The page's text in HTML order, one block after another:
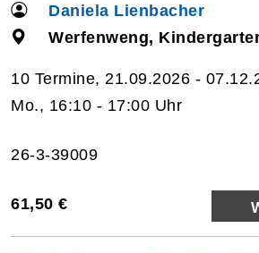
Daniela Lienbacher
Werfenweng,
10 Termine, 21.09.2026 -
Mo., 16:10 - 17:00 Uhr
26-3-39009
61,50 €